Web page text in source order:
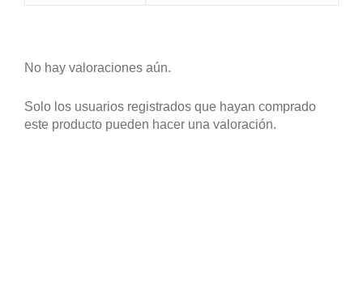
No hay valoraciones aún.
Solo los usuarios registrados que hayan comprado
este producto pueden hacer una valoración.